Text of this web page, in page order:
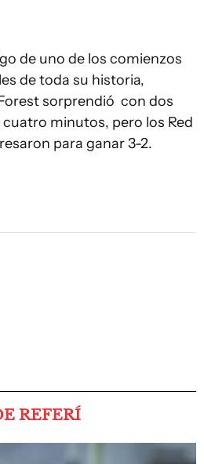
de uno de los comienzos
de toda su historia,
sorprendió con dos
minutos, pero los Red
para ganar 3-2.
REFERÍ